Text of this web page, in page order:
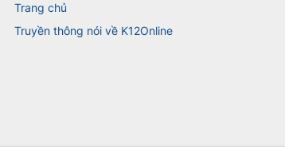
Trang chủ
Truyền thông nói về K12Online